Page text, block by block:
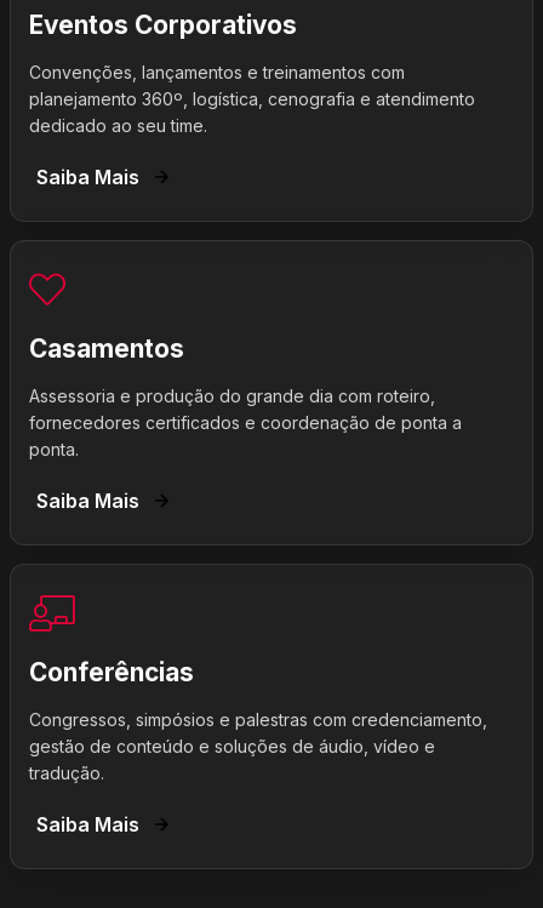
Eventos Corporativos
Convenções, lançamentos e treinamentos com
planejamento 360º, logística, cenografia e atendimento
dedicado ao seu time.
Saiba Mais
Casamentos
Assessoria e produção do grande dia com roteiro,
fornecedores certificados e coordenação de ponta a
ponta.
Saiba Mais
Conferências
Congressos, simpósios e palestras com credenciamento,
gestão de conteúdo e soluções de áudio, vídeo e
tradução.
Saiba Mais